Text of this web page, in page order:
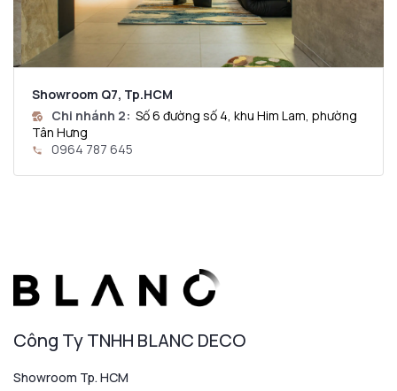
Showroom Q7, Tp.HCM
Chi nhánh 2: Số 6 đường số 4, khu Him Lam, phường
Tân Hưng
0964 787 645
Công Ty TNHH BLANC DECO
Showroom Tp. HCM